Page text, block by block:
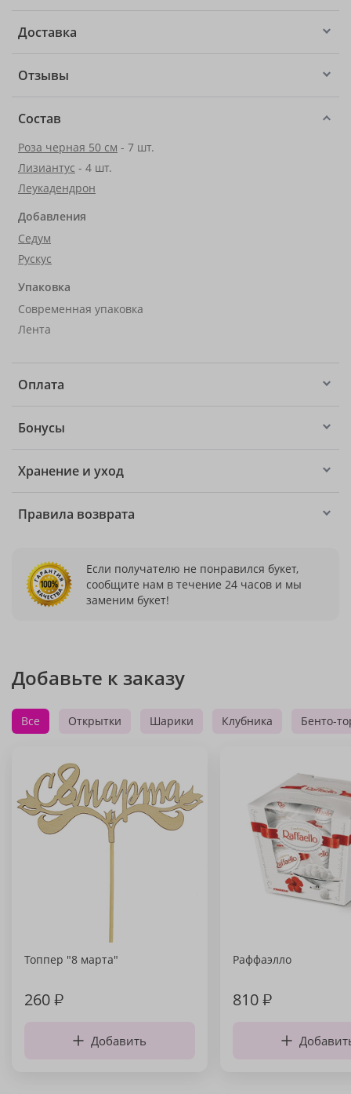
Доставка
Отзывы
Состав
Роза черная 50 см - 7 шт.
Лизиантус - 4 шт.
Леукадендрон
Добавления
Седум
Рускус
Упаковка
Современная упаковка
Лента
Оплата
Бонусы
Хранение и уход
Правила возврата
Если получателю не понравился букет,
сообщите нам в течение 24 часов и мы
заменим букет!
Добавьте к заказу
Все Открытки Шарики Клубника Бенто-
Топпер "8 марта"
260₽
Добавить
Раффаэлло
810₽